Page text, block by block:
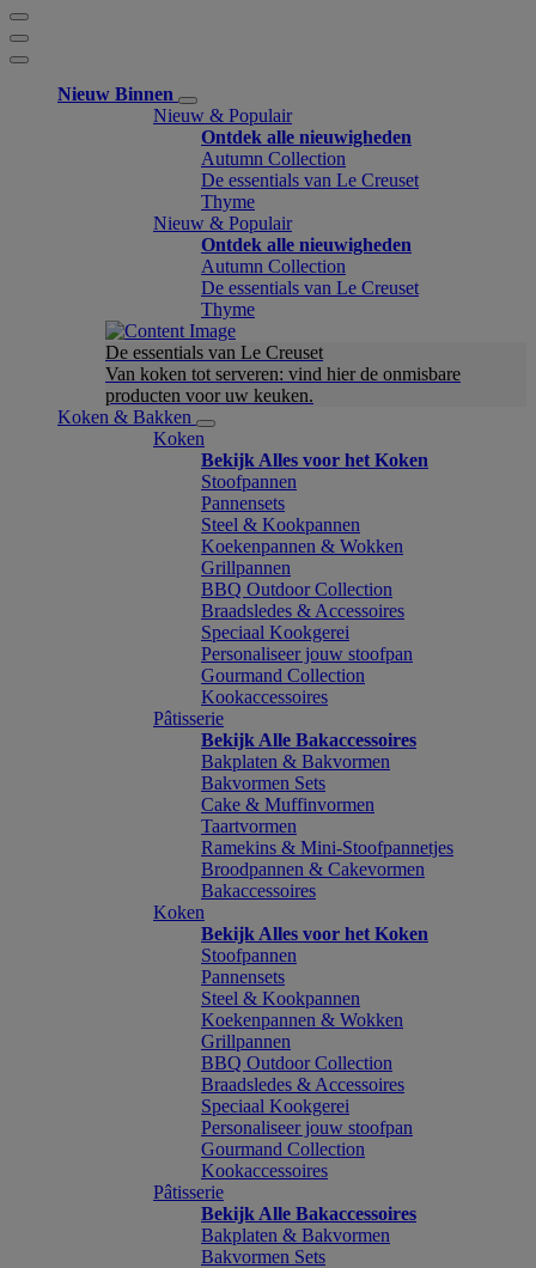
Nieuw Binnen
Nieuw & Populair
Ontdek alle nieuwigheden
Autumn Collection
De essentials van Le Creuset
Thyme
Nieuw & Populair
Ontdek alle nieuwigheden
Autumn Collection
De essentials van Le Creuset
Thyme
De essentials van Le Creuset
Van koken tot serveren: vind hier de onmisbare
producten voor uw keuken.
Koken & Bakken
Koken
Bekijk Alles voor het Koken
Stoofpannen
Pannensets
Steel & Kookpannen
Koekenpannen & Wokken
Grillpannen
BBQ Outdoor Collection
Braadsledes & Accessoires
Speciaal Kookgerei
Personaliseer jouw stoofpan
Gourmand Collection
Kookaccessoires
Pâtisserie
Bekijk Alle Bakaccessoires
Bakplaten & Bakvormen
Bakvormen Sets
Cake & Muffinvormen
Taartvormen
Ramekins & Mini-Stoofpannetjes
Broodpannen & Cakevormen
Bakaccessoires
Koken
Bekijk Alles voor het Koken
Stoofpannen
Pannensets
Steel & Kookpannen
Koekenpannen & Wokken
Grillpannen
BBQ Outdoor Collection
Braadsledes & Accessoires
Speciaal Kookgerei
Personaliseer jouw stoofpan
Gourmand Collection
Kookaccessoires
Pâtisserie
Bekijk Alle Bakaccessoires
Bakplaten & Bakvormen
Bakvormen Sets